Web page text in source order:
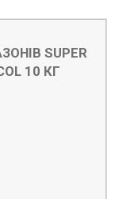
SUPER
10 КГ